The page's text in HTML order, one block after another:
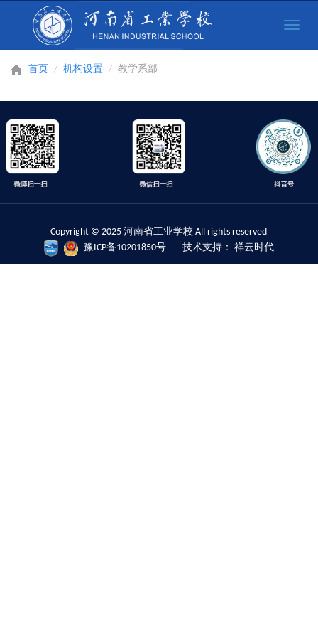
Toggle
首页 机构设置 教学系部
Copyright © 2025 河南省工业学校 All rights reserved
豫ICP备10201850号
技术支持： 祥云时代